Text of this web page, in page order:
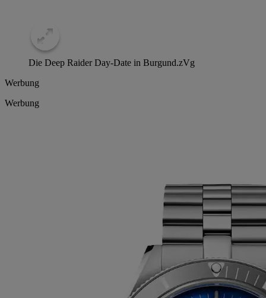
Die Deep Raider Day-Date in Burgund.zVg
Werbung
Werbung